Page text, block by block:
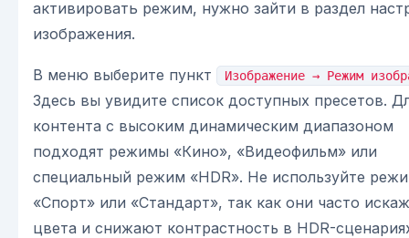
активировать режим, нужно зайти в раздел
изображения.
В меню выберите пункт Изображение → Режим
Здесь вы увидите список доступных пресетов.
контента с высоким динамическим диапазоном
подходят режимы «Кино», «Видеофильм» или
специальный режим «HDR». Не используйте
«Спорт» или «Стандарт», так как они часто
цвета и снижают контрастность в HDR-